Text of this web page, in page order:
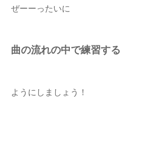
ぜーーったいに
曲の流れの中で練習する
ようにしましょう！